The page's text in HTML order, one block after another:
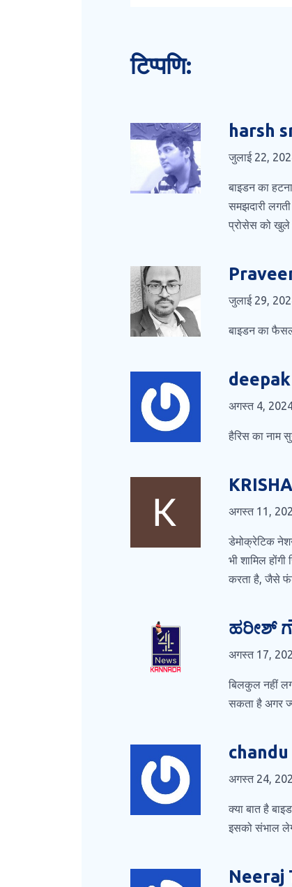
टिप्पणि:
harsh
जुलाई 22,
बाइडन का
समझदारी
प्रोसेस को खुले
जुलाई 29,
बाइडन का
अगस्त 4,
हैरिस का नाम
अगस्त 11,
डेमोक्रेटिक
भी शामिल
करता है, जैसे
ಹರೀಶ್
अगस्त 17,
बिलकुल नहीं
सकता है अगर
अगस्त 24,
क्या बात है
इसको संभाल
Neeraj